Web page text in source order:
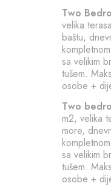
Two
velika
baštu,
sa velikim
tušem.
osobe +
Two
m2, velika
more,
sa velikim
tušem.
osobe +